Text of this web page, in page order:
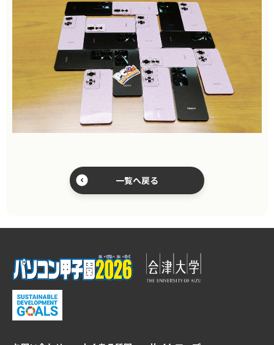
一覧へ戻る